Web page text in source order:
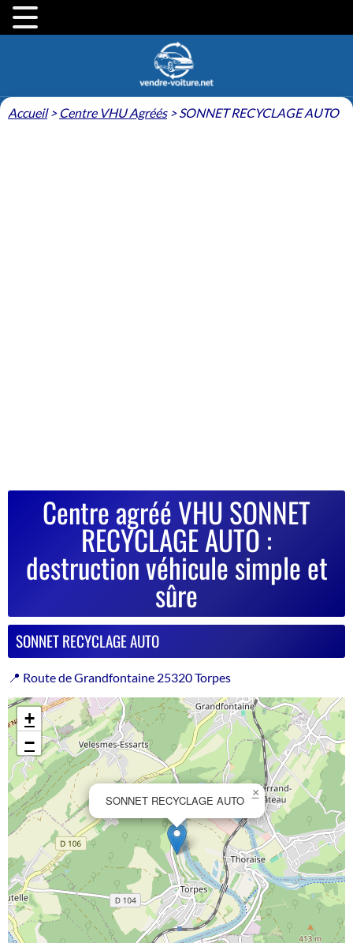
Accueil> Centre VHU Agréés>SONNET RECYCLAGE AUTO
Centre agréé VHU SONNET
RECYCLAGE AUTO :
destruction véhicule simple et
sûre
SONNET RECYCLAGE AUTO
📍 Route de Grandfontaine 25320 Torpes
SONNET RECYCLAGE AUTO
×
+
−